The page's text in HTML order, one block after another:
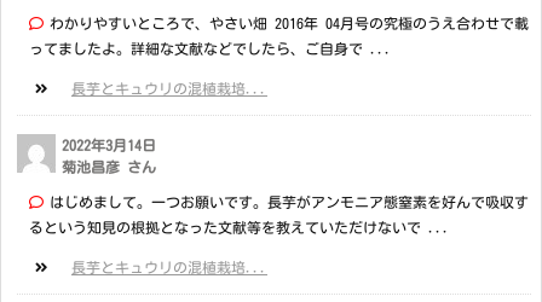
わかりやすいところで、やさい畑 2016年 04月号の究極のうえ合わせで載
ってましたよ。詳細な文献などでしたら、ご自身で ...
長芋とキュウリの混植栽培...
2022年3月14日
菊池昌彦 さん
はじめまして。一つお願いです。長芋がアンモニア態窒素を好んで吸収す
るという知見の根拠となった文献等を教えていただけないで ...
長芋とキュウリの混植栽培...